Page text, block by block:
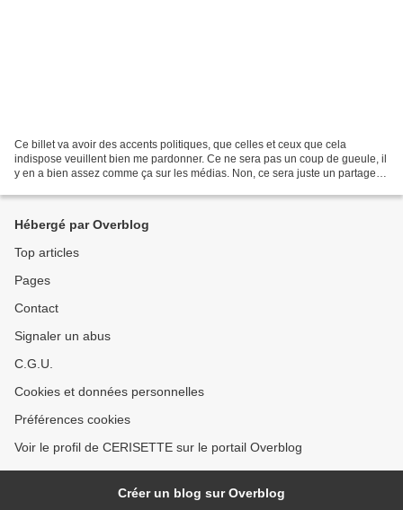
Ce billet va avoir des accents politiques, que celles et ceux que cela
indispose veuillent bien me pardonner. Ce ne sera pas un coup de gueule, il
y en a bien assez comme ça sur les médias. Non, ce sera juste un partage
Hébergé par Overblog
Top articles
Pages
Contact
Signaler un abus
C.G.U.
Cookies et données personnelles
Préférences cookies
Voir le profil de CERISETTE sur le portail Overblog
Créer un blog sur Overblog